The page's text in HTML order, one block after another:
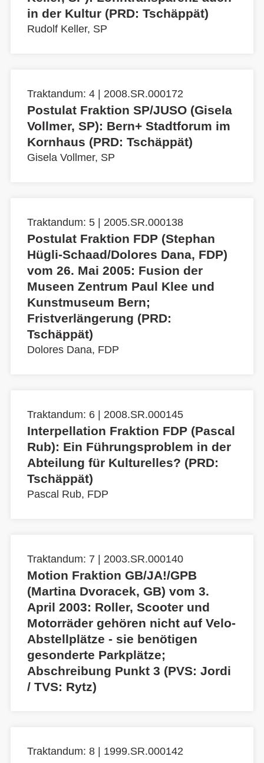
in der Kultur (PRD: Tschäppät)
Rudolf Keller, SP
Traktandum: 4 | 2008.SR.000172
Postulat Fraktion SP/JUSO (Gisela
Vollmer, SP): Bern+ Stadtforum im
Kornhaus (PRD: Tschäppät)
Gisela Vollmer, SP
Traktandum: 5 | 2005.SR.000138
Postulat Fraktion FDP (Stephan
Hügli-Schaad/Dolores Dana, FDP)
vom 26. Mai 2005: Fusion der
Museen Zentrum Paul Klee und
Kunstmuseum Bern;
Fristverlängerung (PRD:
Tschäppät)
Dolores Dana, FDP
Traktandum: 6 | 2008.SR.000145
Interpellation Fraktion FDP (Pascal
Rub): Ein Führungsproblem in der
Abteilung für Kulturelles? (PRD:
Tschäppät)
Pascal Rub, FDP
Traktandum: 7 | 2003.SR.000140
Motion Fraktion GB/JA!/GPB
(Martina Dvoracek, GB) vom 3.
April 2003: Roller, Scooter und
Motorräder gehören nicht auf Velo-
Abstellplätze - sie benötigen
gesonderte Parkplätze;
Abschreibung Punkt 3 (PVS: Jordi
/ TVS: Rytz)
Traktandum: 8 | 1999.SR.000142